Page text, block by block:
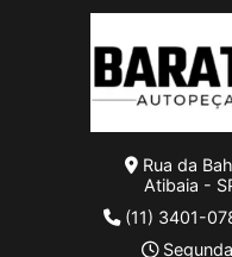
Rua da
Atibaia -
(11) 3401-